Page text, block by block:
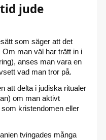
jude
som säger att det
man väl har trätt in i
anses man vara en
vad man tror på.
att delta i judiska ritualer
om man aktivt
kristendomen eller
tvingades många